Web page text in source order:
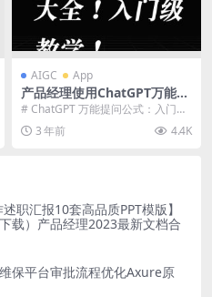
AIGC App
产品经理使用ChatGPT万能提
问公式！prompt入门级教
学！
# ChatGPT 万能提问公式：入门级
教学 在与聊天机器人（如 ChatGP
T... 3 年前 4.4K
职汇报10套高品质PPT模版】
载）产品经理2023最新文档合
保平台审批流程优化Axure原